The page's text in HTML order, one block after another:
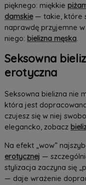
pięknego: miękkie
damskie— takie, które
naprawdę przyjemne
niego: bielizna męska.
Seksowna
erotyczna
Seksowna bielizna nie
która jest
czujesz się w niej
elegancko, zobacz
Na efekt „wow”
erotycznej —
stylizacja zaczyna się
— daje wrażenie